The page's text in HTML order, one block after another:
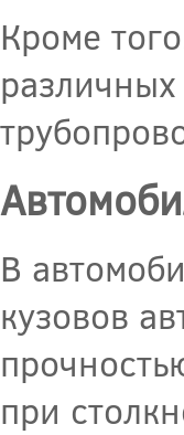
Кроме
В
кузовов
при